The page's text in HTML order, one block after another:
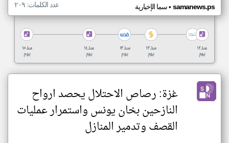
سما الإخبارية• samanews.ps عدد الكلمات: ٢٠٩
منذ ١٥
يوم
منذ ١٤
يوم
منذ ١٣
يوم
منذ ١٣
يوم
منذ ١٢
يوم
غزة: رصاص الاحتلال يحصد ارواح
النازحين بخان يونس واستمرار عمليات
القصف وتدمير المنازل